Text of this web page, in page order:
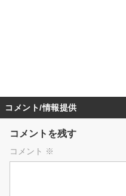
コメント/情報提供
コメントを残す
コメント ※